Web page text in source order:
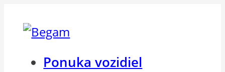
Ponuka vozidiel